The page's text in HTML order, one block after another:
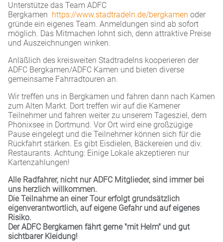
Unterstütze das Team ADFC
Bergkamen https://www.stadtradeln.de/bergkamen oder
gründe ein eigenes Team. Anmeldungen sind ab sofort
möglich. Das Mitmachen lohnt sich, denn attraktive Preise
und Auszeichnungen winken.
Anläßlich des kreisweiten Stadtradelns kooperieren der
ADFC Bergkamen/ADFC Kamen und bieten diverse
gemeinsame Fahrradtouren an.
Wir treffen uns in Bergkamen und fahren dann nach Kamen
zum Alten Markt. Dort treffen wir auf die Kamener
Teilnehmer und fahren weiter zu unserem Tagesziel, dem
Phönixsee in Dortmund. Vor Ort wird eine großzügige
Pause eingelegt und die Teilnehmer können sich für die
Rückfahrt stärken. Es gibt Eisdielen, Bäckereien und div.
Restaurants. Achtung: Einige Lokale akzeptieren nur
Kartenzahlungen!
Alle Radfahrer, nicht nur ADFC Mitglieder, sind immer bei
uns herzlich willkommen.
Die Teilnahme an einer Tour erfolgt grundsätzlich
eigenverantwortlich, auf eigene Gefahr und auf eigenes
Risiko.
Der ADFC Bergkamen fährt gerne "mit Helm" und gut
sichtbarer Kleidung!